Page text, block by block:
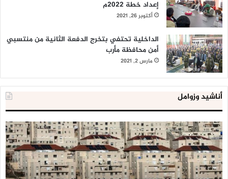
إعداد خطة 2022م
أكتوبر 26, 2021
الداخلية تحتفي بتخرج الدفعة الثانية من منتسبي
أمن محافظة مأرب
مارس 2, 2021
أناشيد وزوامل
العدو
الصهيوني
يعد
لإقامة
9